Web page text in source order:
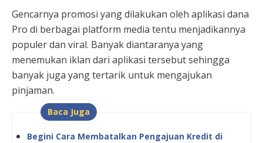
Gencarnya promosi yang dilakukan oleh aplikasi dana
Pro di berbagai platform media tentu menjadikannya
populer dan viral. Banyak diantaranya yang
menemukan iklan dari aplikasi tersebut sehingga
banyak juga yang tertarik untuk mengajukan
pinjaman.
Baca Juga
Begini Cara Membatalkan Pengajuan Kredit di